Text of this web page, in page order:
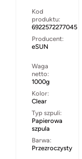
Kod
produktu:
6922572277045
Producent:
eSUN
Waga
netto:
1000g
Kolor:
Clear
Typ szpuli:
Papierowa
szpula
Barwa:
Przezroczysty